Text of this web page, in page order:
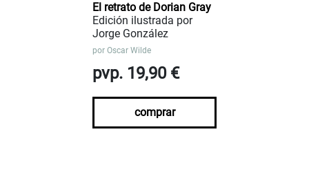
El retrato de Dorian Gray
Edición ilustrada por
Jorge González
por Oscar Wilde
pvp. 19,90 €
comprar